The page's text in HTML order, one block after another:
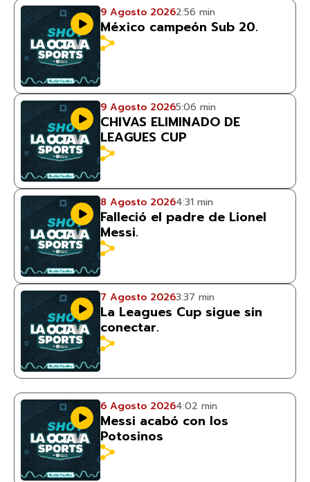
9 Agosto 20262:56 min
México campeón Sub 20.
9 Agosto 20265:06 min
CHIVAS ELIMINADO DE
LEAGUES CUP
8 Agosto 20264:31 min
Falleció el padre de Lionel
Messi.
7 Agosto 20263:37 min
La Leagues Cup sigue sin
conectar.
6 Agosto 20264:02 min
Messi acabó con los
Potosinos